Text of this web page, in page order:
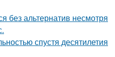
без альтернатив несмотря
спустя десятилетия